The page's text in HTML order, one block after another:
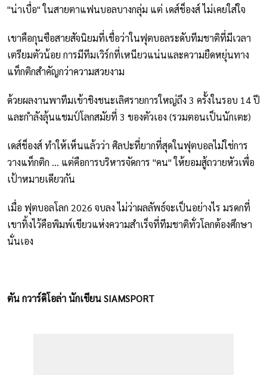
"น่าเบื่อ" ในสายตาแฟนบอลบางกลุ่ม แต่ เดส์ช็องส์ ไม่เคยใส่ใจ
เขาคือกุนซือสายสัจนิยมที่เชื่อว่าในฟุตบอลระดับทีมชาติที่มีเวลา
เตรียมตัวน้อย การมีทีมเวิร์กที่เหนียวแน่นและความยืดหยุ่นทาง
แท็กติกสำคัญกว่าความสวยงาม
ด้วยผลงานพาทีมเข้าชิงชนะเลิศรายการใหญ่ถึง 3 ครั้งในรอบ 14 ปี
และกำลังลุ้นแชมป์โลกสมัยที่ 3 ของตัวเอง (รวมตอนเป็นนักเตะ)
เดส์ช็องส์ ทำให้เห็นแล้วว่า ศิลปะที่ยากที่สุดในฟุตบอลไม่ใช่การ
วางแท็กติก ... แต่คือการบริหารจัดการ "คน" ให้ยอมสู้ถวายหัวเพื่อ
เป้าหมายเดียวกัน
เมื่อ ฟุตบอลโลก 2026 จบลง ไม่ว่าผลลัพธ์จะเป็นอย่างไร มรดกที่
เขาทิ้งไว้คือพิมพ์เขียวแห่งความสำเร็จที่ทีมชาติทั่วโลกต้องศึกษา
นั่นเอง
ตัน กวาร์ดิโอล่า นักเขียน SIAMSPORT